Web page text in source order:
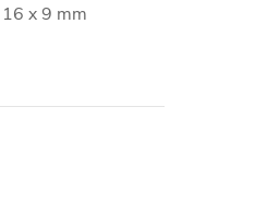
x 9 mm